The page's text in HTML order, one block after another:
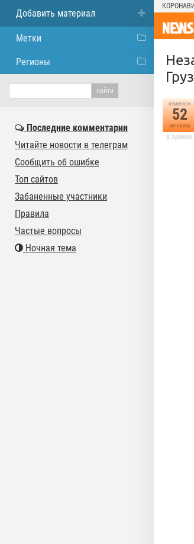
отметили
52
человека
в архиве
Добавить материал
Метки
Регионы
Последние комментарии
Читайте новости в телеграм
Сообщить об ошибке
Топ сайтов
Забаненные участники
Правила
Частые вопросы
Ночная тема